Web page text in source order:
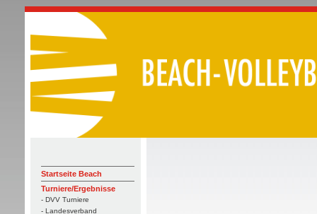
Startseite Beach
Turniere/Ergebnisse
- DVV Turniere
- Landesverband